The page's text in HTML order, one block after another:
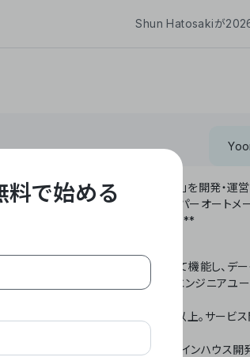
Shun Hatosakiが
スオートメーションSaaS「Yoom」を開発・運営
術をノーコードで組み合わせたハイパーオートメ
動化するサービスを提供しています。**
」**: SaaS連携データベースとして機能し、デー
、日報作成などの業務を自動化。非エンジニアユ
20,000社超、直近成長率300%以上。サービス
化技術を1プラットフォームで完結。インハウス
料で始める